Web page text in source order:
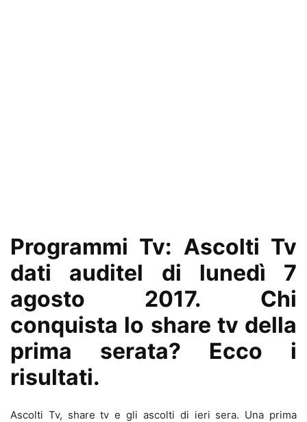
Programmi Tv: Ascolti Tv
dati auditel di lunedì 7
agosto 2017. Chi
conquista lo share tv della
prima serata? Ecco i
risultati.
Ascolti Tv, share tv e gli ascolti di ieri sera. Una prima